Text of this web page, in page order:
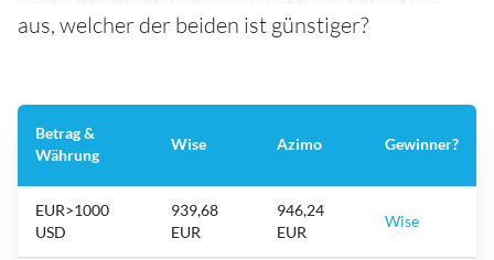
aus, welcher der beiden ist günstiger?
Betrag &
Währung
Wise Azimo Gewinner?
EUR>1000
USD
939,68
EUR
946,24
EUR
Wise